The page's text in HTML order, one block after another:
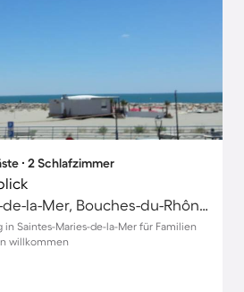
∙ 2 Schlafzimmer
Saintes-Maries-de-la-Mer, Bouches-du-Rhône, Frankreich
Saintes-Maries-de-la-Mer für Familien
willkommen